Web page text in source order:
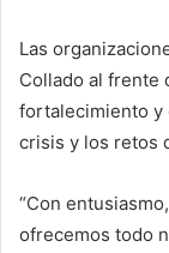
Las
Collado al frente
fortalecimiento y
crisis y los retos
“Con
ofrecemos todo